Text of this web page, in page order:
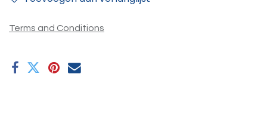
Terms and Conditions